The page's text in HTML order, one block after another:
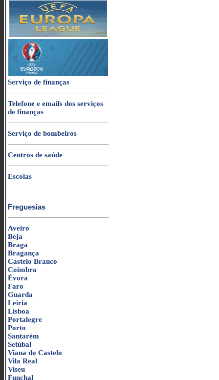
Serviço de finanças
Telefone e emails dos serviços
de finanças
Serviço de bombeiros
Centros de saúde
Escolas
Freguesias
Aveiro
Beja
Braga
Bragança
Castelo Branco
Coimbra
Évora
Faro
Guarda
Leiria
Lisboa
Portalegre
Porto
Santarém
Setúbal
Viana do Castelo
Vila Real
Viseu
Funchal